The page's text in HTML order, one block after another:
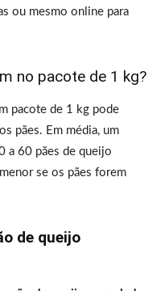
ou mesmo online para
no pacote de 1 kg?
pacote de 1 kg pode
pães. Em média, um
a 60 pães de queijo
se os pães forem
de queijo